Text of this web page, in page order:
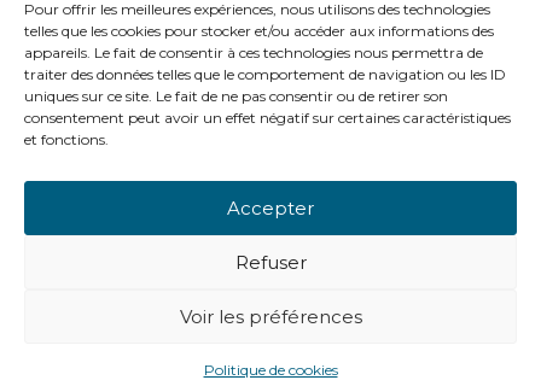
Mentions légales
Conditions générales d’utilisation
OpenSub Portail V3.0
Pour offrir les meilleures expériences, nous utilisons des technologies
telles que les cookies pour stocker et/ou accéder aux informations des
appareils. Le fait de consentir à ces technologies nous permettra de
traiter des données telles que le comportement de navigation ou les ID
uniques sur ce site. Le fait de ne pas consentir ou de retirer son
consentement peut avoir un effet négatif sur certaines caractéristiques
et fonctions.
Accepter
Refuser
Voir les préférences
Politique de cookies